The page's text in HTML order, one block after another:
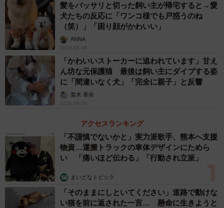
髪をバッサリと切った飼い主が帰宅すると→愛
犬たちの反応に「ワンコ様でも戸惑うのね
（笑）」「困り顔がかわいい」
ANNA
2026.08.06
「かわいいストーカーに追われています」甘え
ん坊な元保護猫 最後は飼い主にダイブする姿
に「間違いなく犬」「完全に親子」と反響
梨木 香奈
2026.08.06
アクセスランキング
「不謹慎でないかと」実力派歌手、熊本へ支援
物資…運搬トラックの車体デザインにためら
い 「痛いほど伝わる」「行動され立派」
まいどなトピック
「そのままにしといてください」道路で動けな
い猫を前に返された一言… 懸命に生きようと